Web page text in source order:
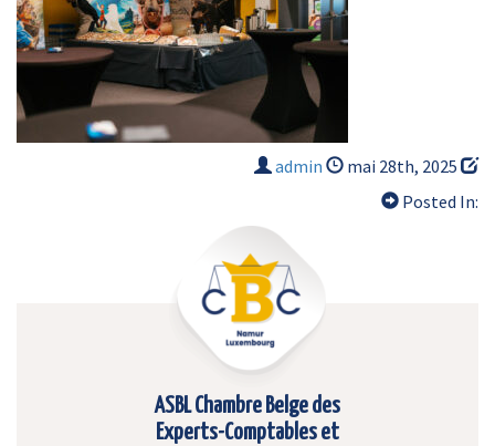
admin
mai 28th, 2025
Posted In:
ASBL Chambre Belge des
Experts-Comptables et